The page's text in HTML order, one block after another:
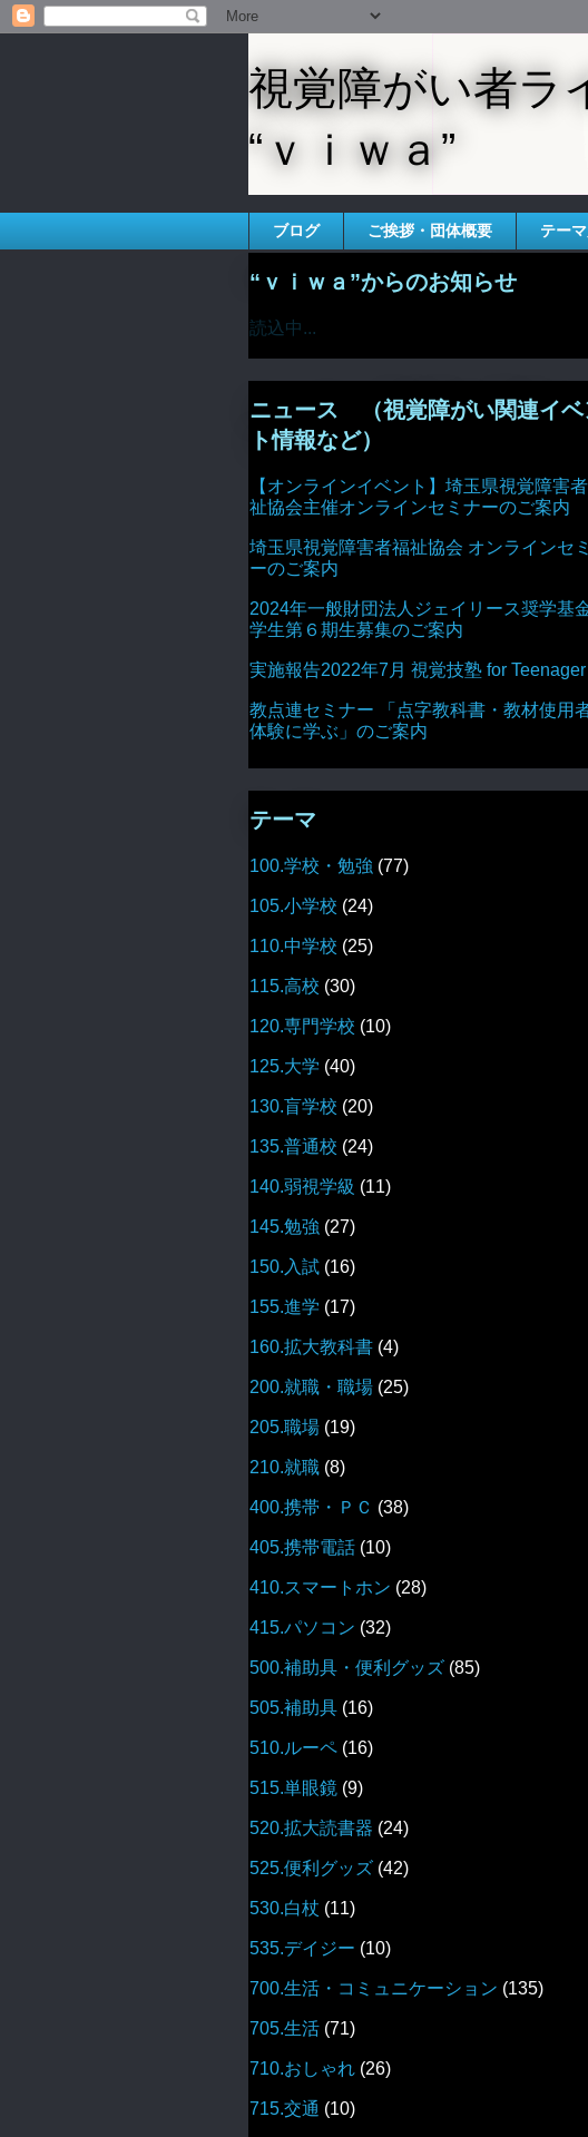
視覚障がい者ラ
“ｖｉｗａ”
ブログ ご挨拶・団体概要 テー
“ｖｉｗａ”からのお知らせ
読込中...
ニュース （視覚障がい関連イベ
ト情報など）
【オンラインイベント】埼玉県視覚障害
祉協会主催オンラインセミナーのご案内
埼玉県視覚障害者福祉協会 オンラインセ
ーのご案内
2024年一般財団法人ジェイリース奨学基
学生第６期生募集のご案内
実施報告2022年7月 視覚技塾 for Teenager
教点連セミナー 「点字教科書・教材使用
体験に学ぶ」のご案内
テーマ
100.学校・勉強 (77)
105.小学校 (24)
110.中学校 (25)
115.高校 (30)
120.専門学校 (10)
125.大学 (40)
130.盲学校 (20)
135.普通校 (24)
140.弱視学級 (11)
145.勉強 (27)
150.入試 (16)
155.進学 (17)
160.拡大教科書 (4)
200.就職・職場 (25)
205.職場 (19)
210.就職 (8)
400.携帯・ＰＣ (38)
405.携帯電話 (10)
410.スマートホン (28)
415.パソコン (32)
500.補助具・便利グッズ (85)
505.補助具 (16)
510.ルーペ (16)
515.単眼鏡 (9)
520.拡大読書器 (24)
525.便利グッズ (42)
530.白杖 (11)
535.デイジー (10)
700.生活・コミュニケーション (135)
705.生活 (71)
710.おしゃれ (26)
715.交通 (10)